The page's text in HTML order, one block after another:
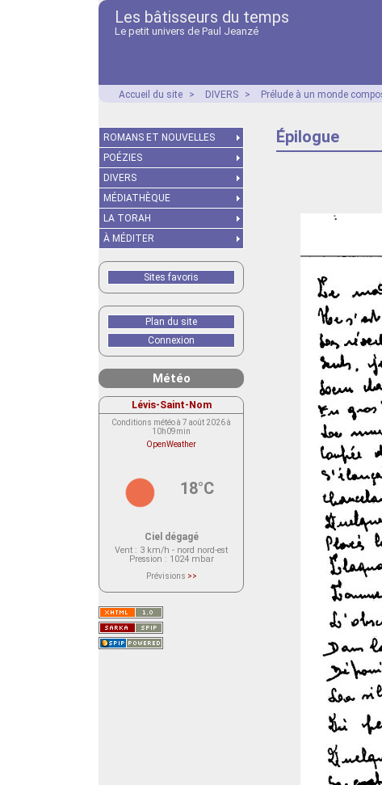
Les bâtisseurs du temps
Le petit univers de Paul Jeanzé
Accueil du site > DIVERS > Prélude à un monde
Épilogue
ROMANS ET NOUVELLES
POÉZIES
DIVERS
MÉDIATHÈQUE
LA TORAH
À MÉDITER
Sites favoris
Plan du site
Connexion
Météo
Lévis-Saint-Nom
Conditions météo à 7 août 2026 à
10h09min
OpenWeather
18°C
Ciel dégagé
Vent : 3 km/h - nord nord-est
Pression : 1024 mbar
Prévisions >>
actuellement aucune prévision
Saint-Nom.
Veuillez consulter le message du
service ci-dessous.
(401 - Invalid API key. Please see
https://openweathermap.org/faq#error401